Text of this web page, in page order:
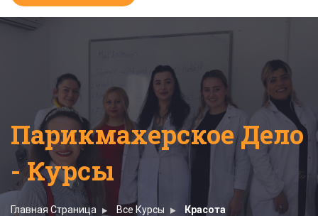
Парикмахерское Дело
- Курсы
Главная Страница Все Курсы
Красота